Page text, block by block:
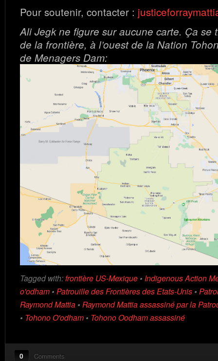
Pour soutenir, contacter :
Ali Jegk ne figure sur aucune carte. Ça se
de la frontière, à l’ouest de la Nation
de Menagers Dam:
Tagged with:frontière US-Mexique • Indigenous Action
o'odham • Patrouille des Frontières des Etats-Unis •
Raymond Mattia • Raymond Mattia assassiné par la
• Tohono O'odham • Tohono Oodham assassiné
0 Comments